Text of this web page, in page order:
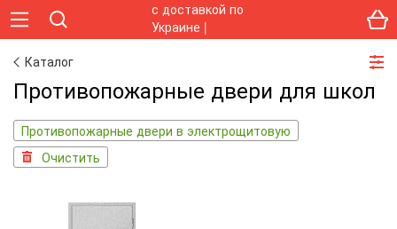
Каталог
Противопожарные двери для школ
Противопожарные двери в электрощитовую
Очистить